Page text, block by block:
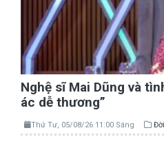
Nghệ sĩ Mai Dũng và
ác dễ thương”
Thứ Tư, 05/08/26 11:00 Sáng